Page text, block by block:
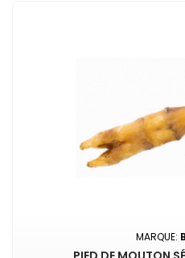
MARQUE: